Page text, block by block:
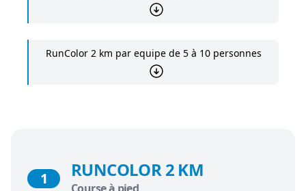
RunColor 2 km par equipe de 5 à 10 personnes
1 RUNCOLOR 2 KM